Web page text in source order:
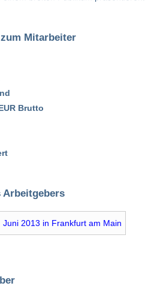
Mitarbeiter
Brutto
Arbeitgebers
Juni 2013 in Frankfurt am Main